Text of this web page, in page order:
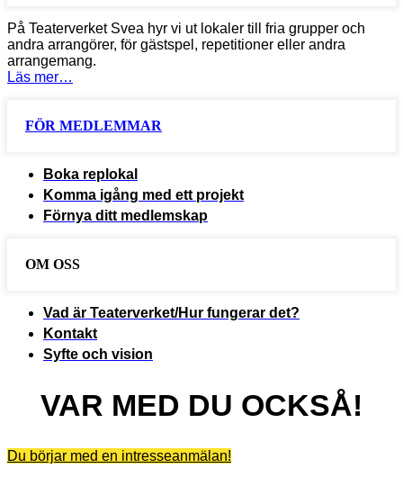
På Teaterverket Svea hyr vi ut lokaler till fria grupper och
andra arrangörer, för gästspel, repetitioner eller andra
arrangemang.
Läs mer…
FÖR MEDLEMMAR
Boka replokal
Komma igång med ett projekt
Förnya ditt medlemskap
OM OSS
Vad är Teaterverket/Hur fungerar det?
Kontakt
Syfte och vision
VAR MED DU OCKSÅ!
Du börjar med en intresseanmälan!